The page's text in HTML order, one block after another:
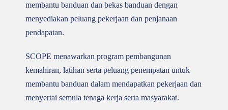
membantu banduan dan bekas banduan dengan
menyediakan peluang pekerjaan dan penjanaan
pendapatan.
SCOPE menawarkan program pembangunan
kemahiran, latihan serta peluang penempatan untuk
membantu banduan dalam mendapatkan pekerjaan dan
menyertai semula tenaga kerja serta masyarakat.